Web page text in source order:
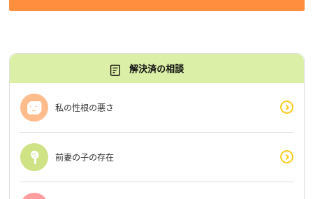
解決済の相談
私の性根の悪さ
前妻の子の存在